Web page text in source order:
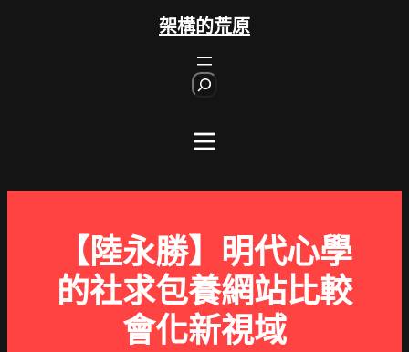
架構的荒原
【陸永勝】明代心學
的社求包養網站比較
會化新視域